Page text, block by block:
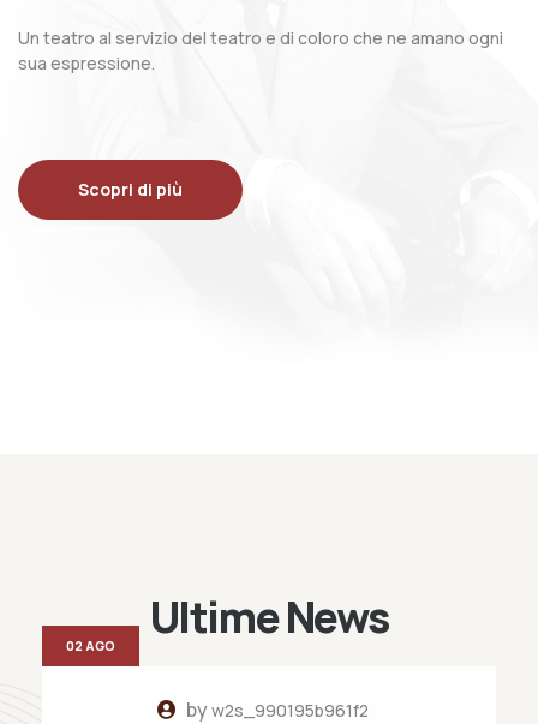
Un teatro al servizio del teatro e di coloro che ne amano ogni
sua espressione.
Scopri di più
Ultime News
byw2s_990195b961f2
02 AGO